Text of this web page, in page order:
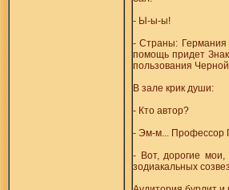
- Ы-ы-ы!
- Страны: Германия
помощь придет
пользования
В зале крик души:
- Кто автор?
- Эм-м... Профессор
- Вот, дорогие мои,
зодиакальных